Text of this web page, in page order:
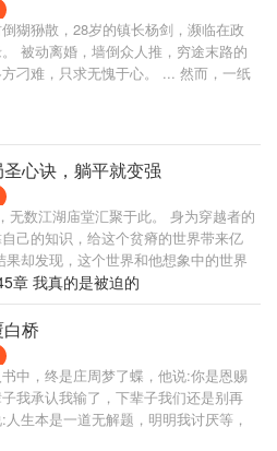
猢狲散，28岁的镇长杨剑，濒临在政
被动离婚，墙倒众人推，穷途末路的
刁难，只求无愧于心。 ... 然而，一纸
的暴风眼。 ... 朝堂之上，如履薄冰，
丈深渊。 寒门子弟，杨剑：“真能走到对
心诀，躺平就变强
无数江湖庙堂汇聚于此。 身为穿越者的
己的知识，给这个贫瘠的世界带来亿
果却发现，这个世界和他想象中的世界
小乞丐说要给他当厨师，这个乞丐名
银衣的剑仙李寒衣来到他家，说要租他
剑话本因为结局太悲，引得邀月上门
。 东方不败也因为被他话本致郁，说
。 随着找上门的女侠越来越多，陈平
。 “我家真的住不下了！” 系统的出
余也能提升实力。 他只想每天吃着小
看看焰灵姬跳极乐净土。 只是，女侠
章 我真的是被迫的
桥
中，终是庄周梦了蝶，他说:你是恩赐
我承认我输了，下辈子我们还是别再
生本是一道无解题，明明我讨厌等，